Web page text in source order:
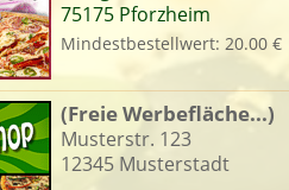
75175 Pforzheim
Mindestbestellwert: 20.00 €
(Freie Werbefläche...)
Musterstr. 123
12345 Musterstadt